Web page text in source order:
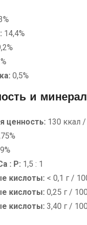
14,4%
0,5%
и
ценность: 130 ккал
: P: 1,5 : 1
кислоты: < 0,1 г /
кислоты: 0,25 г /
кислоты: 3,40 г /